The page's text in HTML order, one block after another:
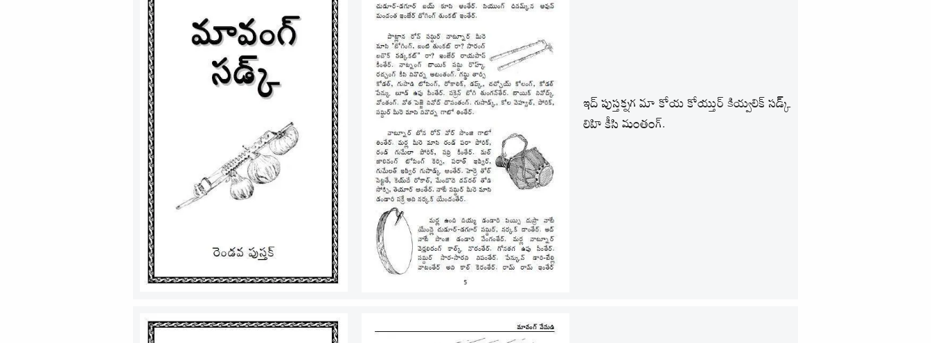
ఇద్ పుస్తక్నగ మా కోయ కోయ్తుర్ కియ్వలిక్ సడ్క్‌
లిహి కీసి మంతంగ్.